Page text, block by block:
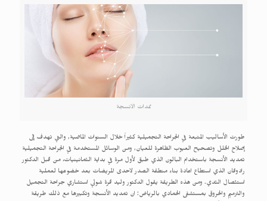
ممدات الانسجة
طورت الأساليب المتبعة في الجراحة التجميلية كثيراً خلال السنوات الماضية, والتي تهدف إلى
إصلاح الخلل وتصحيح العيوب الظاهرة للعيان, ومن الوسائل المستخدمة في الجراحة التجميلية
تمديد الأنسجة باستخدام البالون الذي طبق لأول مرة في بداية الثمانينيات، من قبل الدكتور
رادوفان الذي استطاع اعادة بناء منطقة الصدر لاحدى المريضات بعد خضوعها لعملية
استئصال الثدي. ومن هذه الطريقة يقول الدكتور وليد قرة شولي استشاري جراحة التجميل
والترميم والحروق بمستشفى الحمادي بالرياض: ان تمديد الأنسجة وتكبيرها مع ذلك طريقة